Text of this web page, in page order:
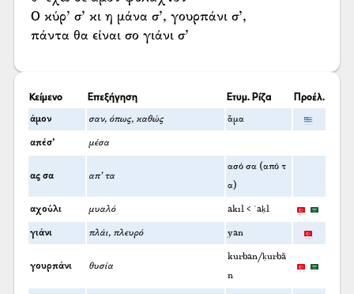
Ο κύρ’ σ’ κι η μάνα σ’, γουρπάνι σ’,
πάντα θα είναι σο γιάνι σ’
Κείμενο Επεξήγηση Ετυμ. Ρίζα Προέλ.
άμον σαν, όπως, καθώς ἅμα
απέσ’ μέσα
ας σα απ’ τα
ασό σα (από τ
α)
αχούλι μυαλό akıl < ʿaḳl
γιάνι πλάι, πλευρό yan
γουρπάνι θυσία
kurban/ḳurbā
n